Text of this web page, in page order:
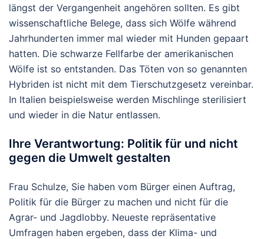
längst der Vergangenheit angehören sollten. Es gibt
wissenschaftliche Belege, dass sich Wölfe während
Jahrhunderten immer mal wieder mit Hunden gepaart
hatten. Die schwarze Fellfarbe der amerikanischen
Wölfe ist so entstanden. Das Töten von so genannten
Hybriden ist nicht mit dem Tierschutzgesetz vereinbar.
In Italien beispielsweise werden Mischlinge sterilisiert
und wieder in die Natur entlassen.
Ihre Verantwortung: Politik für und nicht
gegen die Umwelt gestalten
Frau Schulze, Sie haben vom Bürger einen Auftrag,
Politik für die Bürger zu machen und nicht für die
Agrar- und Jagdlobby. Neueste repräsentative
Umfragen haben ergeben, dass der Klima- und